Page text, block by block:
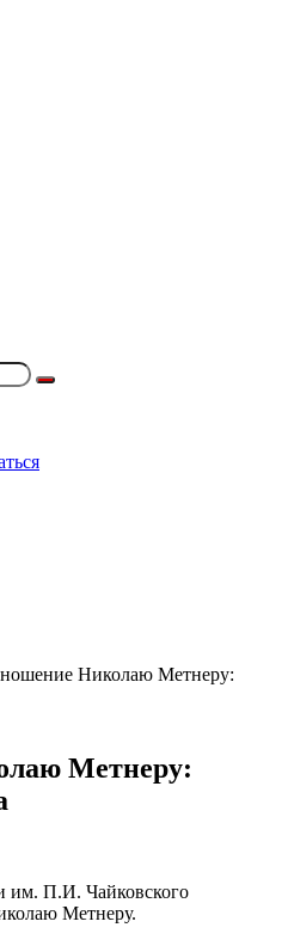
Поиск
Николаю Метнеру:
Метнеру:
им. П.И. Чайковского
Метнеру.